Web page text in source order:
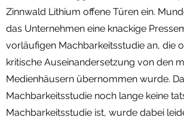
Zinnwald Lithium offene Türen ein.
das Unternehmen eine knackige
vorläufigen Machbarkeitsstudie an, die
kritische Auseinandersetzung von den
Medienhäusern übernommen wurde.
Machbarkeitsstudie noch lange keine
Machbarkeitsstudie ist, wurde dabei